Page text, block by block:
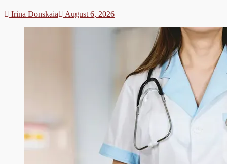
Irina Donskaia August 6, 2026